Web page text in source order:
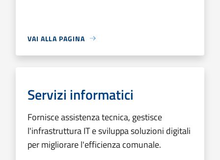
VAI ALLA PAGINA
Servizi informatici
Fornisce assistenza tecnica, gestisce
l'infrastruttura IT e sviluppa soluzioni digitali
per migliorare l'efficienza comunale.